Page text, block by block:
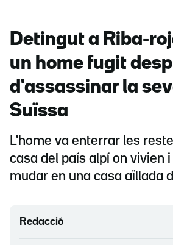
Detingut a Riba-
un home fugit
d'assassinar la
Suïssa
L'home va enterrar les
casa del país alpí on vivien
mudar en una casa aïllada
Redacció